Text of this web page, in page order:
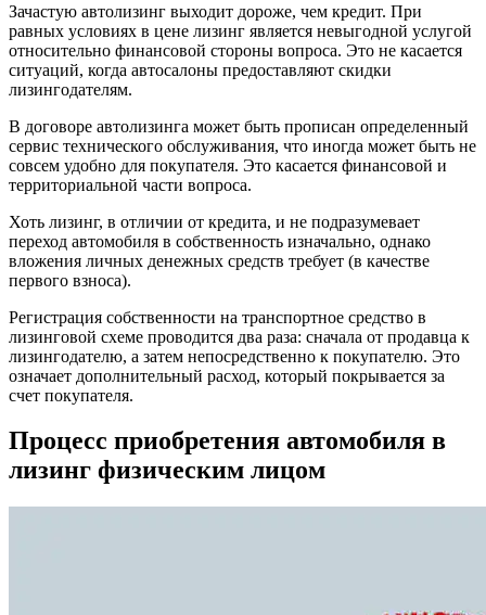
Зачастую автолизинг выходит дороже, чем кредит. При
равных условиях в цене лизинг является невыгодной услугой
относительно финансовой стороны вопроса. Это не касается
ситуаций, когда автосалоны предоставляют скидки
лизингодателям.
В договоре автолизинга может быть прописан определенный
сервис технического обслуживания, что иногда может быть не
совсем удобно для покупателя. Это касается финансовой и
территориальной части вопроса.
Хоть лизинг, в отличии от кредита, и не подразумевает
переход автомобиля в собственность изначально, однако
вложения личных денежных средств требует (в качестве
первого взноса).
Регистрация собственности на транспортное средство в
лизинговой схеме проводится два раза: сначала от продавца к
лизингодателю, а затем непосредственно к покупателю. Это
означает дополнительный расход, который покрывается за
счет покупателя.
Процесс приобретения автомобиля в
лизинг физическим лицом